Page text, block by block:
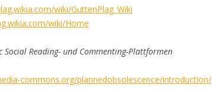
wiki/GuttenPlag_Wiki
wiki/Home
Social Reading- und Commenting-Plattformen
commons.org/plannedobsolescence/introduction/